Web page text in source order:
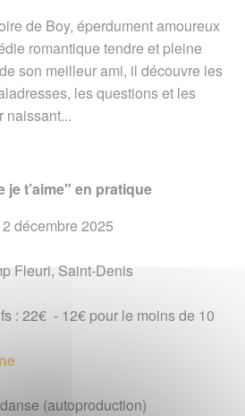
de Boy, éperdument amoureux
romantique tendre et pleine
son meilleur ami, il découvre les
les questions et les
naissant...
je t’aime" en pratique
décembre 2025
Fleuri, Saint-Denis
: 22€ - 12€ pour le moins de 10
(autoproduction)